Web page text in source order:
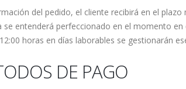
del pedido, el cliente recibirá en el
se entenderá perfeccionado en el momento
horas en días laborables se gestionarán
DE PAGO